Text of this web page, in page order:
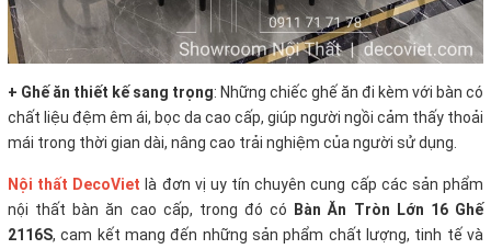
+ Ghế ăn thiết kế sang trọng: Những chiếc ghế ăn đi kèm với bàn có
chất liệu đệm êm ái, bọc da cao cấp, giúp người ngồi cảm thấy thoải
mái trong thời gian dài, nâng cao trải nghiệm của người sử dụng.
Nội thất DecoViet là đơn vị uy tín chuyên cung cấp các sản phẩm
nội thất bàn ăn cao cấp, trong đó có
Bàn Ăn Tròn Lớn 16 Ghế
2116S, cam kết mang đến những sản phẩm chất lượng, tinh tế và